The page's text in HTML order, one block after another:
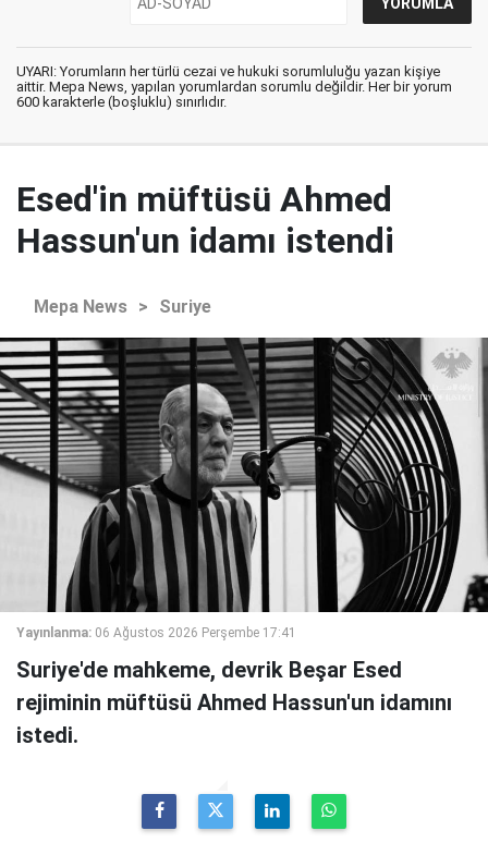
UYARI: Yorumların her türlü cezai ve hukuki sorumluluğu yazan kişiye
aittir. Mepa News, yapılan yorumlardan sorumlu değildir. Her bir yorum
600 karakterle (boşluklu) sınırlıdır.
Esed'in müftüsü Ahmed
Hassun'un idamı istendi
Mepa News > Suriye
Yayınlanma: 06 Ağustos 2026 Perşembe 17:41
Suriye'de mahkeme, devrik Beşar Esed
rejiminin müftüsü Ahmed Hassun'un idamını
istedi.